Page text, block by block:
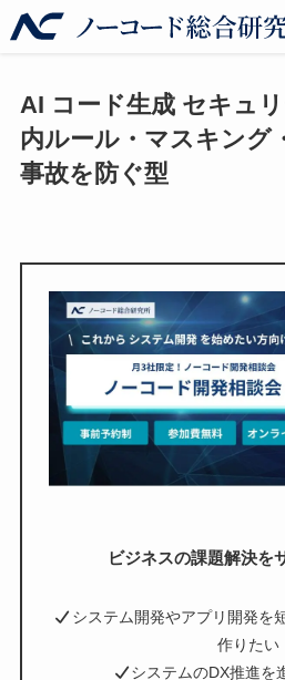
AI コード生成 セキュ
内ルール・マスキング
事故を防ぐ型
ビジネスの課題解決を
システム開発やアプリ開発を
作りたい
システムのDX推進を